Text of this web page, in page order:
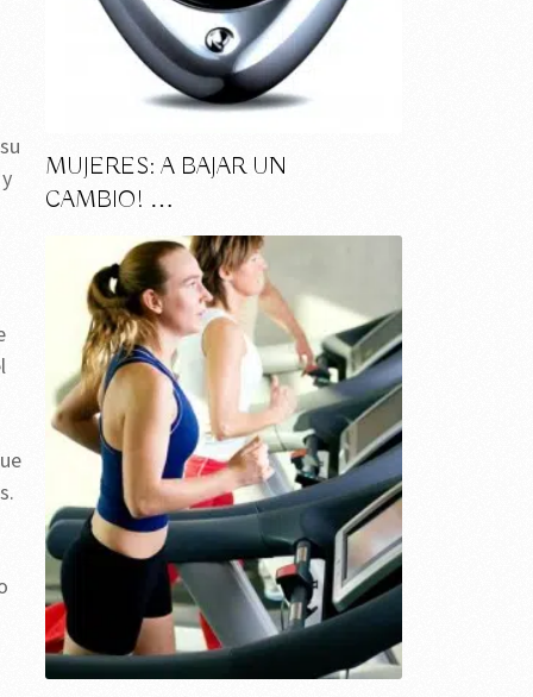
MUJERES: A BAJAR UN
CAMBIO! …